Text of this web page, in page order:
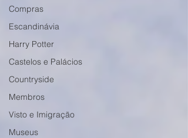
Compras
Escandinávia
Harry Potter
Castelos e Palácios
Countryside
Membros
Visto e Imigração
Museus